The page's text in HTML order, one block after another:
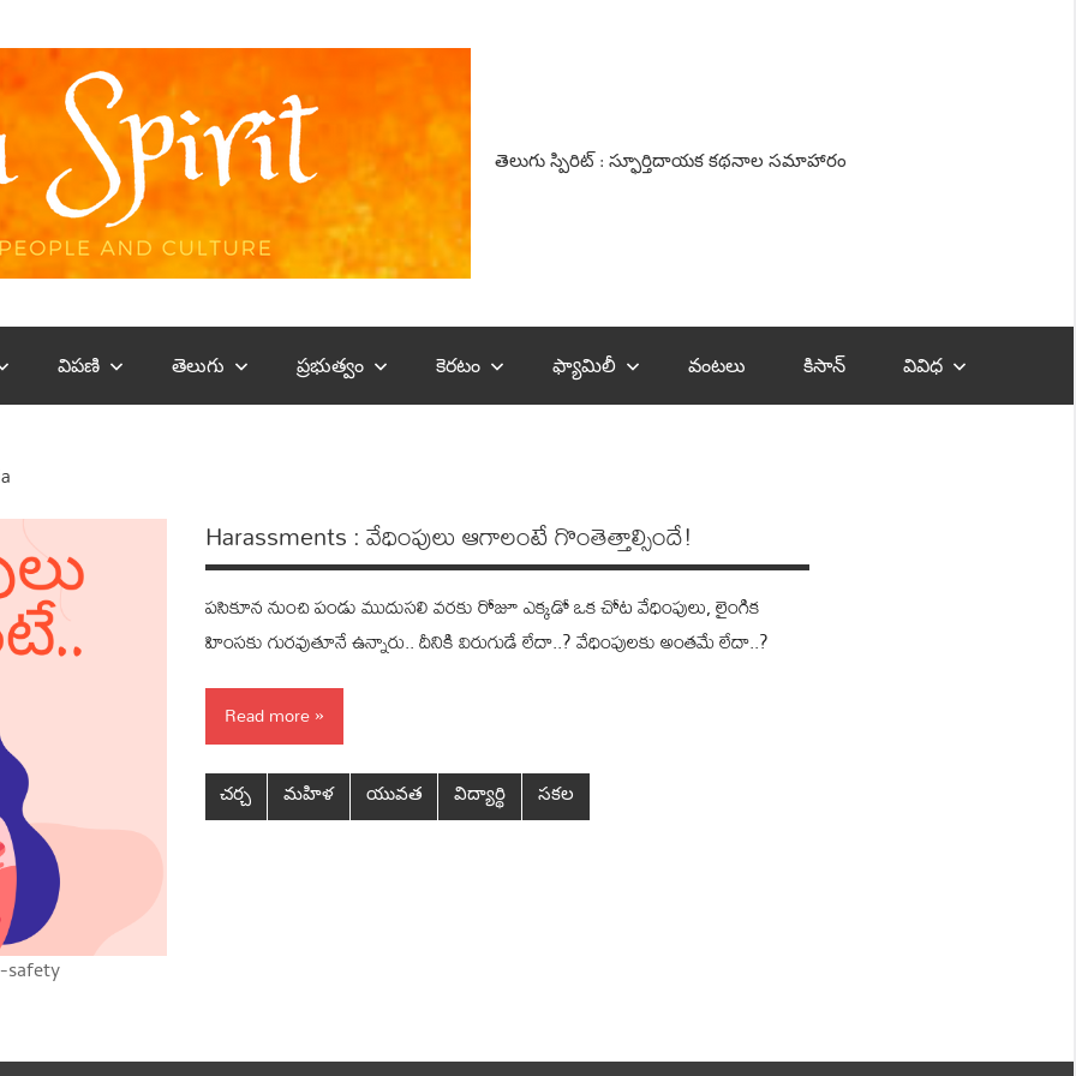
తెలుగు స్పిరిట్‌ : స్ఫూర్తిదాయక క‌థ‌నాల సమాహారం
విపణి తెలుగు ప్రభుత్వం కెరటం ఫ్యామిలీ వంటలు కిసాన్‌ వివిధ
safety
Harassments : వేధింపులు ఆగాలంటే గొంతెత్తాల్సిందే!
ప‌సికూన నుంచి పండు ముదుస‌లి వ‌ర‌కు రోజూ ఎక్క‌డో ఒక చోట వేధింపులు, లైంగిక
హింస‌కు గుర‌వుతూనే ఉన్నారు.. దీనికి విరుగుడే లేదా..? వేధింపులకు అంతమే లేదా..?
Read more
చర్చ మహిళ యువత విద్యార్థి సకల